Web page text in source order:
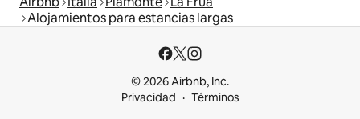
Alojamientos para estancias largas
© 2026 Airbnb, Inc.
Privacidad
Términos